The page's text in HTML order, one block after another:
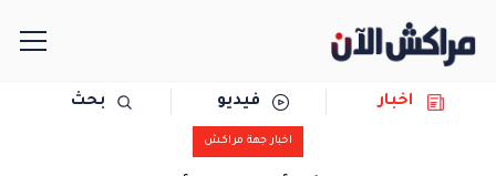
اخبار فيديو بحث
اخبار جهة مراكش